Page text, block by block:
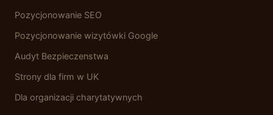
Pozycjonowanie SEO
Pozycjonowanie wizytówki Google
Audyt Bezpieczenstwa
Strony dla firm w UK
Dla organizacji charytatywnych